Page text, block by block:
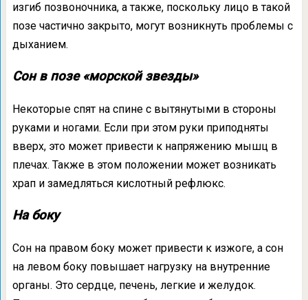
изгиб позвоночника, а также, поскольку лицо в такой
позе частично закрыто, могут возникнуть проблемы с
дыханием.
Сон в позе «морской звезды»
Некоторые спят на спине с вытянутыми в стороны
руками и ногами. Если при этом руки приподняты
вверх, это может привести к напряжению мышц в
плечах. Также в этом положении может возникать
храп и замедляться кислотный рефлюкс.
На боку
Сон на правом боку может привести к изжоге, а сон
на левом боку повышает нагрузку на внутренние
органы. Это сердце, печень, легкие и желудок.